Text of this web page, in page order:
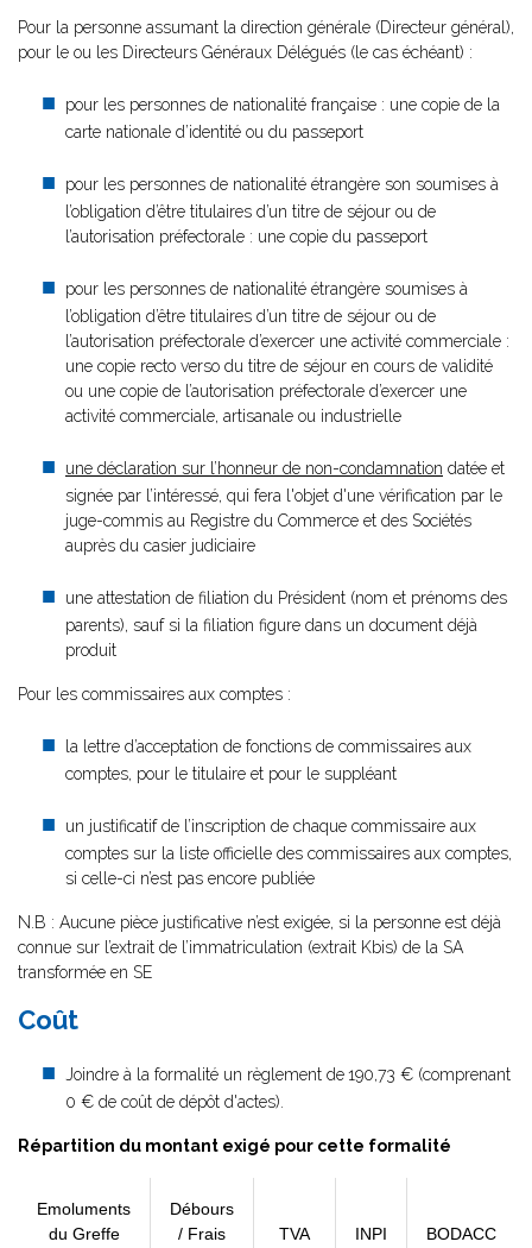
Pour la personne assumant la direction générale (Directeur général),
pour le ou les Directeurs Généraux Délégués (le cas échéant) :
pour les personnes de nationalité française : une copie de la
carte nationale d’identité ou du passeport
pour les personnes de nationalité étrangère son soumises à
l’obligation d’être titulaires d’un titre de séjour ou de
l’autorisation préfectorale : une copie du passeport
pour les personnes de nationalité étrangère soumises à
l’obligation d’être titulaires d’un titre de séjour ou de
l’autorisation préfectorale d’exercer une activité commerciale :
une copie recto verso du titre de séjour en cours de validité
ou une copie de l’autorisation préfectorale d’exercer une
activité commerciale, artisanale ou industrielle
une déclaration sur l’honneur de non-condamnation datée et
signée par l’intéressé, qui fera l'objet d'une vérification par le
juge-commis au Registre du Commerce et des Sociétés
auprès du casier judiciaire
une attestation de filiation du Président (nom et prénoms des
parents), sauf si la filiation figure dans un document déjà
produit
Pour les commissaires aux comptes :
la lettre d’acceptation de fonctions de commissaires aux
comptes, pour le titulaire et pour le suppléant
un justificatif de l’inscription de chaque commissaire aux
comptes sur la liste officielle des commissaires aux comptes,
si celle-ci n’est pas encore publiée
N.B : Aucune pièce justificative n’est exigée, si la personne est déjà
connue sur l’extrait de l’immatriculation (extrait Kbis) de la SA
transformée en SE
Coût
Joindre à la formalité un règlement de190,73 € (comprenant
0 € de coût de dépôt d'actes).
Répartition du montant exigé pour cette formalité
Emoluments
du Greffe
Débours
/ Frais
TVA INPI BODACC